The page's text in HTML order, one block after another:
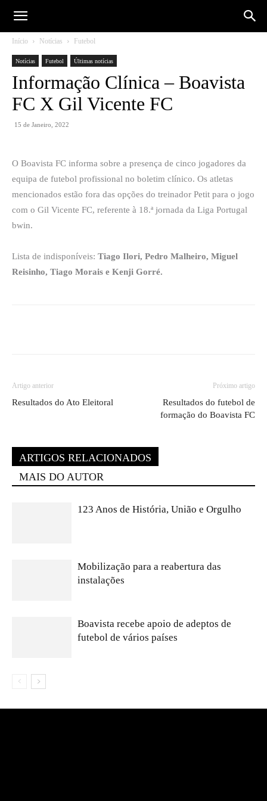
Início Notícias Futebol
Notícias Futebol Últimas notícias
Informação Clínica – Boavista
FC X Gil Vicente FC
15 de Janeiro, 2022
O Boavista FC informa sobre a presença de cinco jogadores da
equipa de futebol profissional no boletim clínico. Os atletas
mencionados estão fora das opções do treinador Petit para o jogo
com o Gil Vicente FC, referente à 18.ª jornada da Liga Portugal
bwin.
Lista de indisponíveis: Tiago Ilori, Pedro Malheiro, Miguel
Reisinho, Tiago Morais e Kenji Gorré.
Artigo anterior
Resultados do Ato Eleitoral
Próximo artigo
Resultados do futebol de
formação do Boavista FC
ARTIGOS RELACIONADOS
MAIS DO AUTOR
123 Anos de História, União e Orgulho
Mobilização para a reabertura das
instalações
Boavista recebe apoio de adeptos de
futebol de vários países